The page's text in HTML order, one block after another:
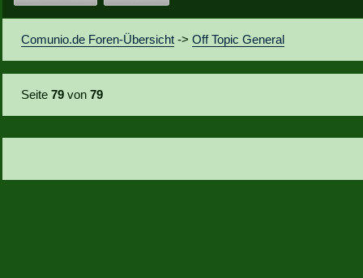
Comunio.de Foren-Übersicht ->Off Topic General
Seite79 von79